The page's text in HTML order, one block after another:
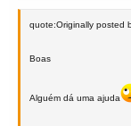
quote:Originally posted
Boas
Alguém dá uma ajuda